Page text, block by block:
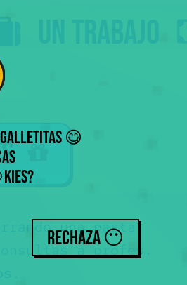
una pasta.
a profes.
galletitas 😋
kies?
RECHAZA😶